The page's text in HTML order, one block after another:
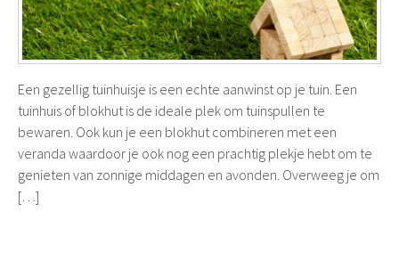
Een gezellig tuinhuisje is een echte aanwinst op je tuin. Een
tuinhuis of blokhut is de ideale plek om tuinspullen te
bewaren. Ook kun je een blokhut combineren met een
veranda waardoor je ook nog een prachtig plekje hebt om te
genieten van zonnige middagen en avonden. Overweeg je om
[…]